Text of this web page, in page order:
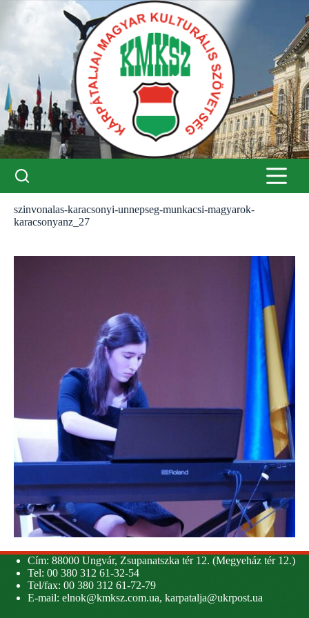
szinvonalas-karacsonyi-unnepseg-munkacsi-magyarok-
karacsonyanz_27
Cím: 88000 Ungvár, Zsupanatszka tér 12. (Megyeház tér 12.)
Tel: 00 380 312 61-32-54
Tel/fax: 00 380 312 61-72-79
E-mail: elnok@kmksz.com.ua, karpatalja@ukrpost.ua